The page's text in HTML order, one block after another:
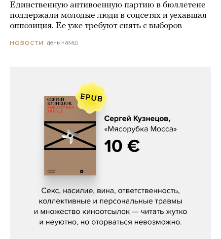
Единственную антивоенную партию в бюллетене
поддержали молодые люди в соцсетях и уехавшая
оппозиция. Ее уже требуют снять с выборов
НОВОСТИ день назад
Сергей Кузнецов, «Мясорубка